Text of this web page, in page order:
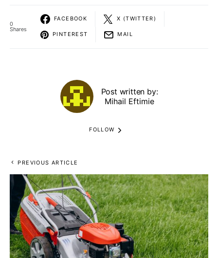
0
Shares
FACEBOOK X (TWITTER)
PINTEREST MAIL
Post written by:
Mihail Eftimie
FOLLOW
PREVIOUS ARTICLE